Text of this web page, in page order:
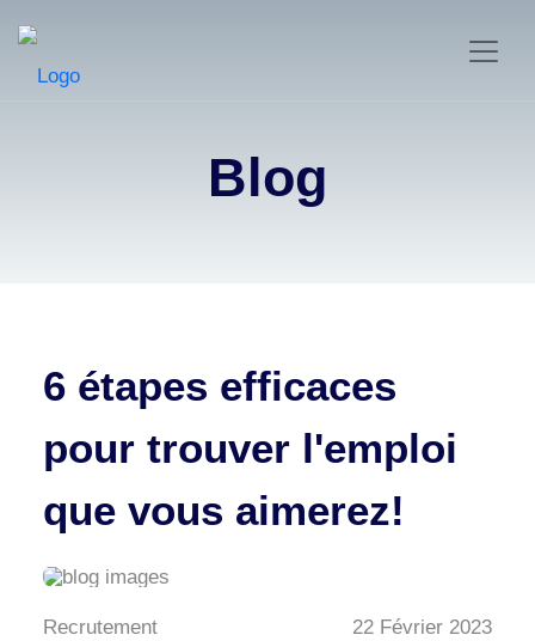
Blog
6 étapes efficaces
pour trouver l'emploi
que vous aimerez!
Recrutement 22 Février 2023